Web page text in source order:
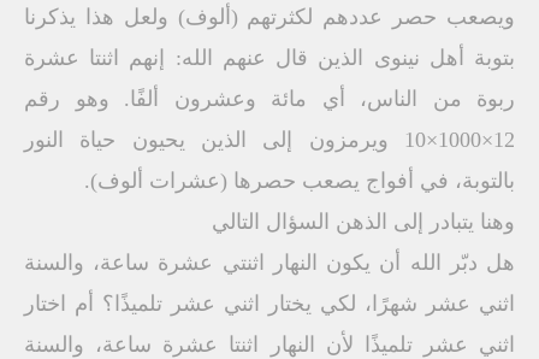
ويصعب حصر عددهم لكثرتهم (ألوف) ولعل هذا يذكرنا
بتوبة أهل نينوى الذين قال عنهم الله: إنهم اثنتا عشرة
ربوة من الناس، أي مائة وعشرون ألفًا. وهو رقم
12×1000×10 ويرمزون إلى الذين يحيون حياة النور
بالتوبة، في أفواج يصعب حصرها (عشرات ألوف).
وهنا يتبادر إلى الذهن السؤال التالي
هل دبّر الله أن يكون النهار اثنتي عشرة ساعة، والسنة
اثني عشر شهرًا، لكي يختار اثني عشر تلميذًا؟ أم اختار
اثني عشر تلميذًا لأن النهار اثنتا عشرة ساعة، والسنة